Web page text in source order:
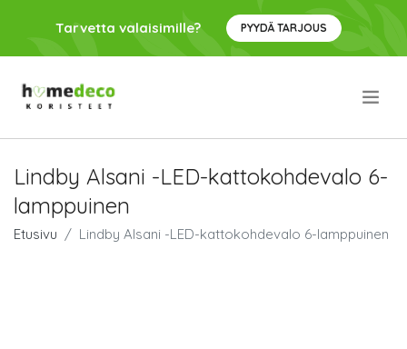
Tarvetta valaisimille? PYYDÄ TARJOUS
Lindby Alsani -LED-kattokohdevalo 6-
lamppuinen
Etusivu Lindby Alsani -LED-kattokohdevalo 6-lamppuinen